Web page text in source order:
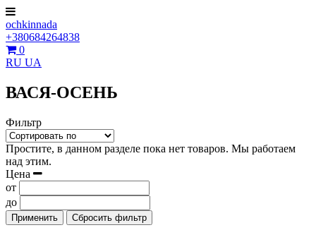
ochkinnada
+380684264838
0
RU UA
ВАСЯ-ОСЕНЬ
Фильтр
Простите, в данном разделе пока нет товаров. Мы работаем
над этим.
Цена
от
до
Применить Сбросить фильтр